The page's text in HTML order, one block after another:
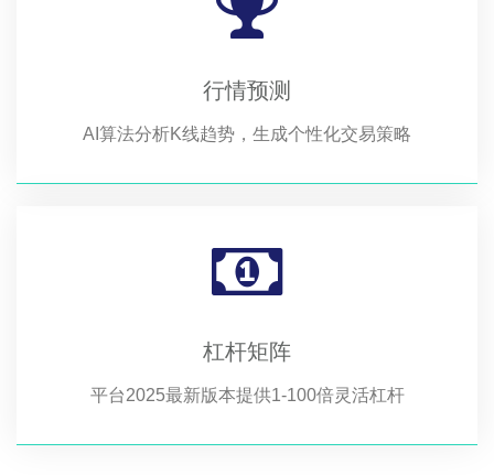
行情预测
AI算法分析K线趋势，生成个性化交易策略
杠杆矩阵
平台2025最新版本提供1-100倍灵活杠杆